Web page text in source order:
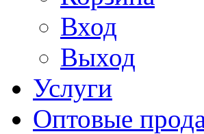
Вход
Выход
Услуги
Оптовые